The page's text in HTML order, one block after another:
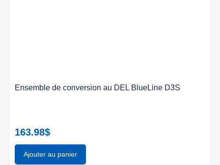
Ensemble de conversion au DEL BlueLine D3S
163.98$
Ajouter au panier